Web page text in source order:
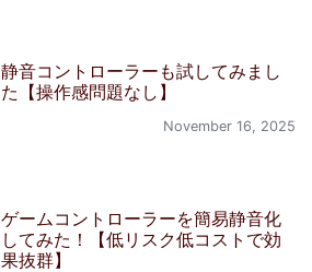
静音コントローラーも試してみまし
た【操作感問題なし】
November 16, 2025
ゲームコントローラーを簡易静音化
してみた！【低リスク低コストで効
果抜群】